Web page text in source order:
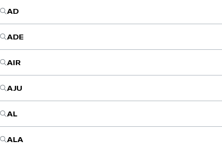
AD
ADE
AIR
AJU
AL
ALA